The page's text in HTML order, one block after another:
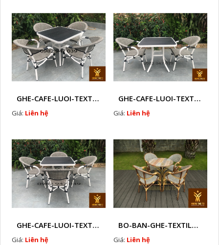
GHE-CAFE-LUOI-TEXTILENE-NGOAI-TROI-M3
Giá: Liên hệ
GHE-CAFE-LUOI-TEXTILENE-NGOAI-TROI-M 2
Giá: Liên hệ
GHE-CAFE-LUOI-TEXTILENE-NGOAI-TROI-M 1
Giá: Liên hệ
BO-BAN-GHE-TEXTILENE-NGOAI-TROI-HTTBC2
Giá: Liên hệ